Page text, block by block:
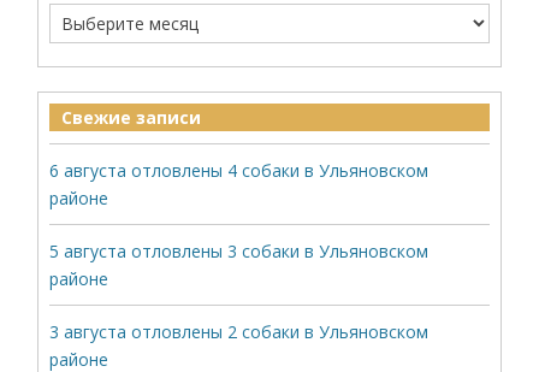
Свежие записи
6 августа отловлены 4 собаки в Ульяновском
районе
5 августа отловлены 3 собаки в Ульяновском
районе
3 августа отловлены 2 собаки в Ульяновском
районе